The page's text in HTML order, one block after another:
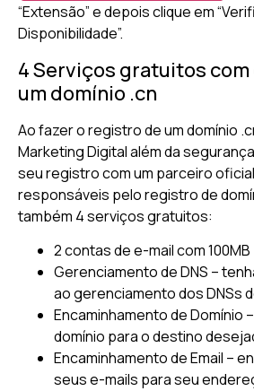
“Extensão” e depois clique em
Disponibilidade”.
4 Serviços gratuitos
um domínio .cn
Ao fazer o registro de um domínio
Marketing Digital além da
seu registro com um parceiro
responsáveis pelo registro de
também 4 serviços gratuitos:
2 contas de e-mail com 100MB
Gerenciamento de DNS –
ao gerenciamento dos DNSs
Encaminhamento de Domínio
domínio para o destino
Encaminhamento de Email –
seus e-mails para seu